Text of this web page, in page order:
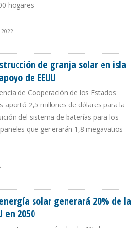
hogares
2022
de granja solar en isla
de EEUU
de Cooperación de los Estados
aportó 2,5 millones de dólares para la
del sistema de baterías para los
que generarán 1,8 megavatios
solar generará 20% de la
en 2050